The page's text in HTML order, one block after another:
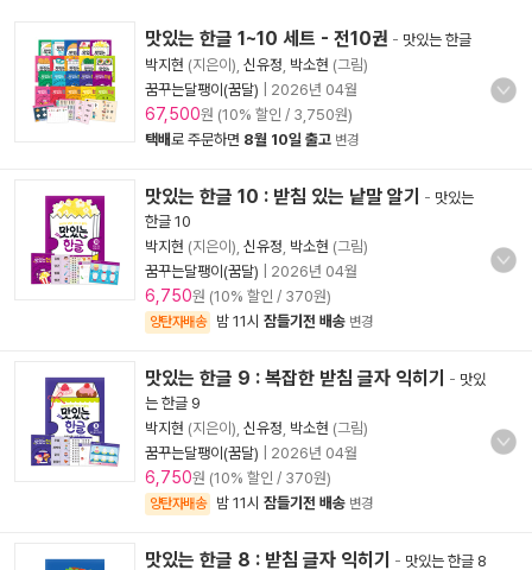
맛있는 한글 1~10 세트 - 전10권 - 맛있는 한글
박지현 (지은이), 신유정 박소현 (그림)
꿈꾸는달팽이(꿈달)
2026년 04월
67,500원 (10% 할인 / 3,750원)
택배로 주문하면 8월 10일 출고 변경
맛있는 한글 10 : 받침 있는 낱말 알기 - 맛있는
한글 10
박지현 (지은이), 신유정 박소현 (그림)
꿈꾸는달팽이(꿈달)
2026년 04월
6,750원 (10% 할인 / 370원)
양탄자배송 밤 11시 잠들기전 배송 변경
맛있는 한글 9 : 복잡한 받침 글자 익히기 - 맛있
는 한글 9
박지현 (지은이), 신유정 박소현 (그림)
꿈꾸는달팽이(꿈달)
2026년 04월
6,750원 (10% 할인 / 370원)
양탄자배송 밤 11시 잠들기전 배송 변경
맛있는 한글 8 : 받침 글자 익히기 - 맛있는 한글 8